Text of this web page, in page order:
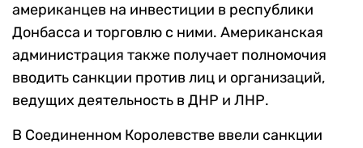
американцев на инвестиции в республики
Донбасса и торговлю с ними. Американская
администрация также получает полномочия
вводить санкции против лиц и организаций,
ведущих деятельность в ДНР и ЛНР.
В Соединенном Королевстве ввели санкции